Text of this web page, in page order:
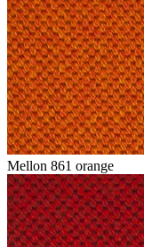
Mellon 861 orange